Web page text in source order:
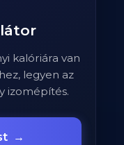
kalóriára van
legyen az
izomépítés.
→